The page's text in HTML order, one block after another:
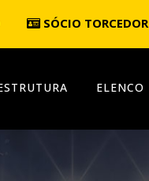
SÓCIO TORCEDOR
ELENCO